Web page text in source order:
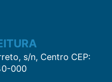
s/n, Centro CEP:
000